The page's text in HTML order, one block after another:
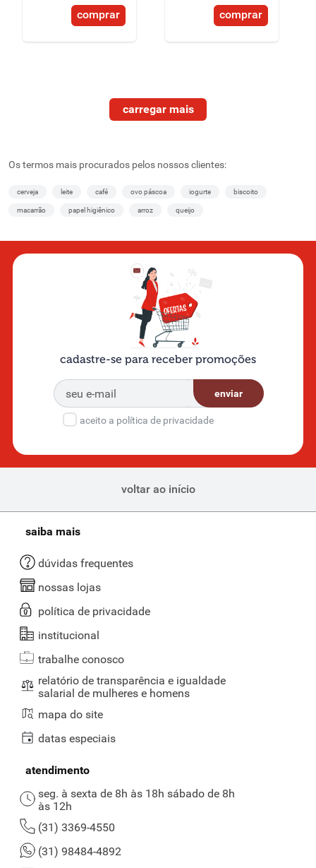
comprar
comprar
Os termos mais procurados pelos nossos clientes:
cerveja leite café ovo páscoa iogurte biscoito
macarrão papel higiênico arroz queijo
cadastre-se para receber promoções
enviar
aceito a política de privacidade
voltar ao início
saiba mais
dúvidas frequentes
nossas lojas
política de privacidade
institucional
trabalhe conosco
relatório de transparência e igualdade
salarial de mulheres e homens
mapa do site
datas especiais
atendimento
seg. à sexta de 8h às 18h sábado de 8h
às 12h
(31) 3369-4550
(31) 98484-4892